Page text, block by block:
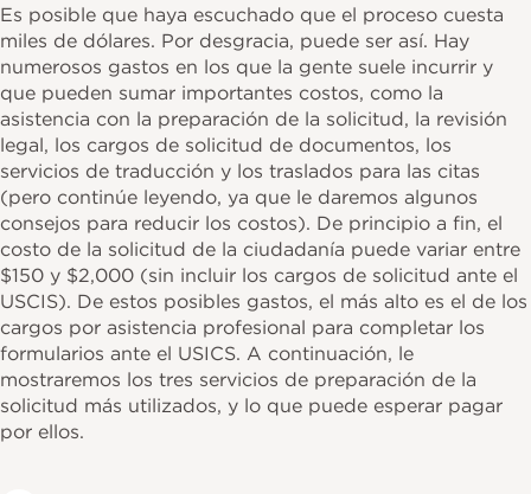
Es posible que haya escuchado que el proceso cuesta
miles de dólares. Por desgracia, puede ser así. Hay
numerosos gastos en los que la gente suele incurrir y
que pueden sumar importantes costos, como la
asistencia con la preparación de la solicitud, la revisión
legal, los cargos de solicitud de documentos, los
servicios de traducción y los traslados para las citas
(pero continúe leyendo, ya que le daremos algunos
consejos para reducir los costos). De principio a fin, el
costo de la solicitud de la ciudadanía puede variar entre
$150 y $2,000 (sin incluir los cargos de solicitud ante el
USCIS). De estos posibles gastos, el más alto es el de los
cargos por asistencia profesional para completar los
formularios ante el USICS. A continuación, le
mostraremos los tres servicios de preparación de la
solicitud más utilizados, y lo que puede esperar pagar
por ellos.